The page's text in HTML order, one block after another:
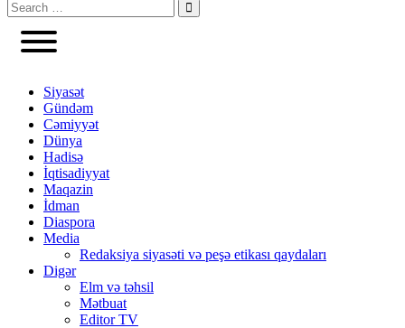
Siyasət
Gündəm
Cəmiyyət
Dünya
Hadisə
İqtisadiyyat
Maqazin
İdman
Diaspora
Media
Redaksiya siyasəti və peşə etikası qaydaları
Digər
Elm və təhsil
Mətbuat
Editor TV